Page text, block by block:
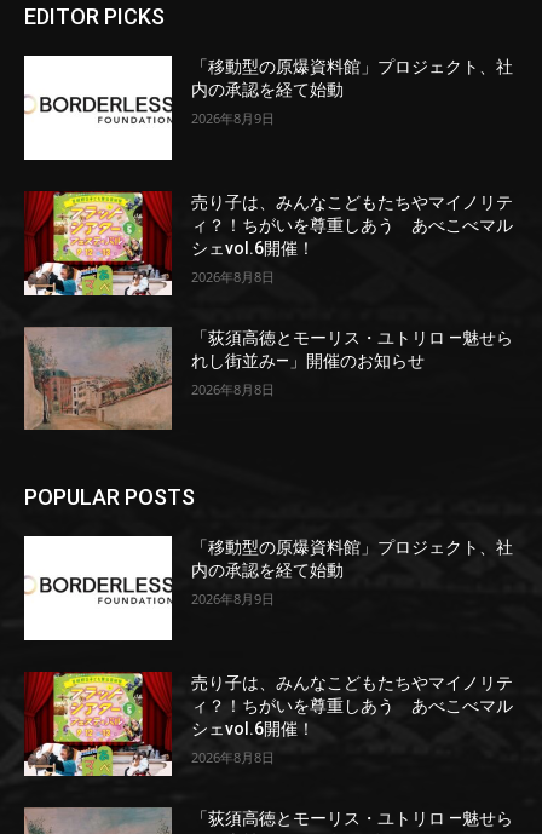
EDITOR PICKS
「移動型の原爆資料館」プロジェクト、社
内の承認を経て始動
2026年8月9日
売り子は、みんなこどもたちやマイノリテ
ィ？！ちがいを尊重しあう あべこべマル
シェvol.6開催！
2026年8月8日
「荻須高徳とモーリス・ユトリロ ―魅せら
れし街並み―」開催のお知らせ
2026年8月8日
POPULAR POSTS
「移動型の原爆資料館」プロジェクト、社
内の承認を経て始動
2026年8月9日
売り子は、みんなこどもたちやマイノリテ
ィ？！ちがいを尊重しあう あべこべマル
シェvol.6開催！
2026年8月8日
「荻須高徳とモーリス・ユトリロ ―魅せら